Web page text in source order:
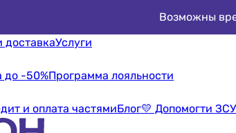
Возможны
доставкаУслуги
до -50%Программа лояльности
и оплата частямиБлог💛 Допомогти